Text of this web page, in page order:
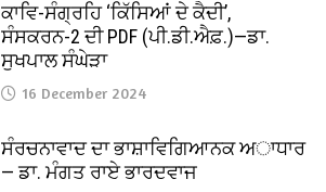
ਕਾਵਿ-ਸੰਗ੍ਰਹਿ ‘ਕਿੱਸਿਆਂ ਦੇ ਕੈਦੀ’,
ਸੰਸਕਰਨ-2 ਦੀ PDF (ਪੀ.ਡੀ.ਐਫ਼.)—ਡਾ.
ਸੁਖਪਾਲ ਸੰਘੇੜਾ
16 December 2024
ਸੰਰਚਨਾਵਾਦ ਦਾ ਭਾਸ਼ਾਵਿਗਿਆਨਕ ਅਾਧਾਰ
— ਡਾ. ਮੰਗਤ ਰਾਏ ਭਾਰਦਵਾਜ